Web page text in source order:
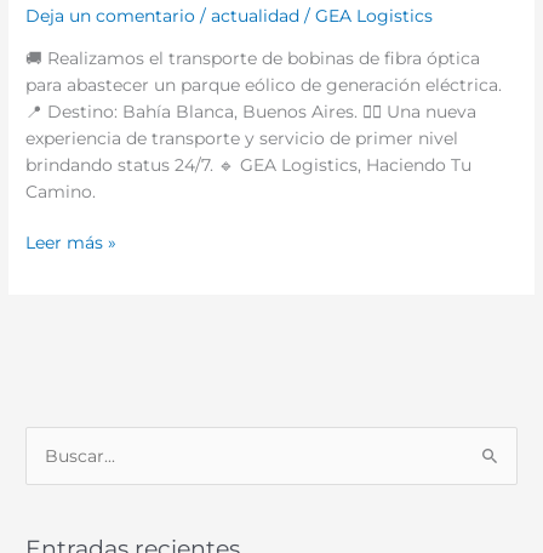
Deja un comentario /actualidad /GEA Logistics
🚚 Realizamos el transporte de bobinas de fibra óptica
para abastecer un parque eólico de generación eléctrica.
📍 Destino: Bahía Blanca, Buenos Aires. 👌🏻 Una nueva
experiencia de transporte y servicio de primer nivel
brindando status 24/7. 🔹 GEA Logistics, Haciendo Tu
Camino.
Leer más »